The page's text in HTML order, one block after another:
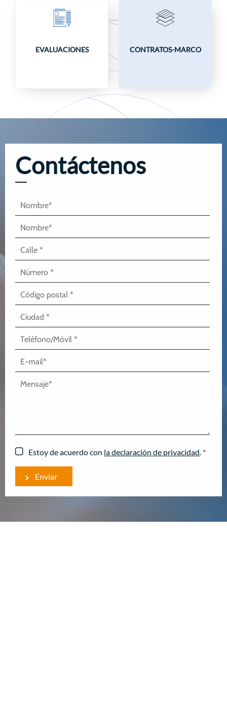
EVALUACIONES CONTRATOS-MARCO
Contáctenos
Estoy de acuerdo con la declaración de privacidad. *
Enviar